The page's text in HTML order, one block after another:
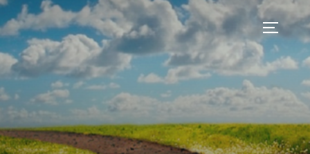
Aller
au
contenu